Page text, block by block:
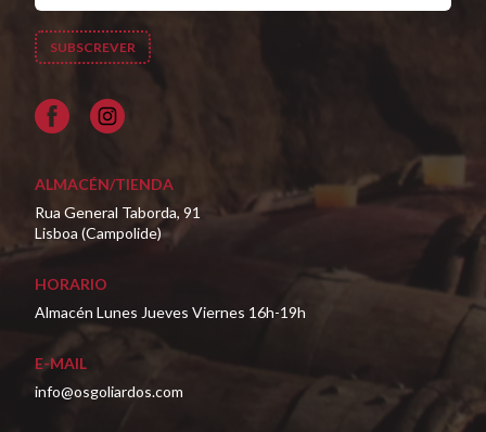
Facebook
ALMACÉN/TIENDA
Rua General Taborda, 91
Lisboa (Campolide)
HORARIO
Almacén Lunes Jueves Viernes 16h-19h
E-MAIL
info@osgoliardos.com